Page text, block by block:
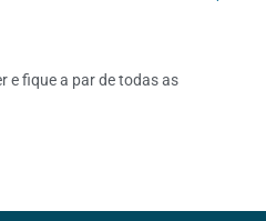
e fique a par de todas as